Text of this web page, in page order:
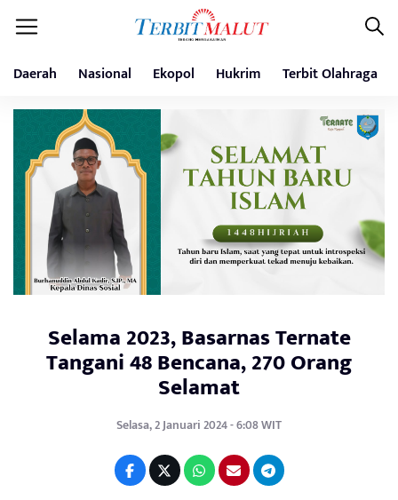
Daerah Nasional Ekopol Hukrim Terbit Olahraga
Selama 2023, Basarnas Ternate
Tangani 48 Bencana, 270 Orang
Selamat
Selasa, 2 Januari 2024 - 6:08 WIT